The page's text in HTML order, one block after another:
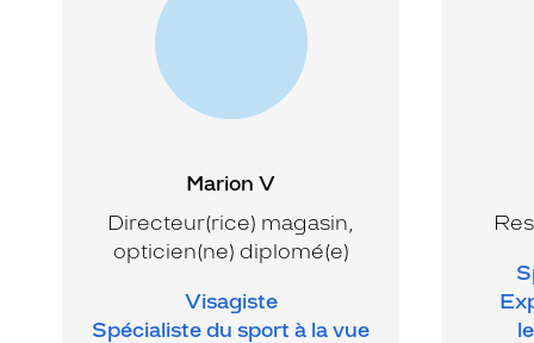
Marion V
Directeur(rice) magasin,
opticien(ne) diplomé(e)
Visagiste
Spécialiste du sport à la vue